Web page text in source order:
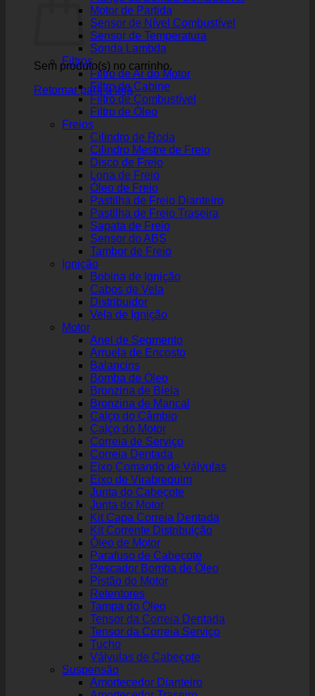
Sem produto(s) no carrinho.
Retornar para a loja
Motor de Partida
Sensor de Nível Combustível
Sensor de Temperatura
Sonda Lambda
Filtros
Filtro de Ar do Motor
Filtro de Cabine
Filtro de Combustível
Filtro de Óleo
Freios
Cilindro de Roda
Cilindro Mestre de Freio
Disco de Freio
Lona de Freio
Óleo de Freio
Pastilha de Freio Dianteiro
Pastilha de Freio Traseira
Sapata de Freio
Sensor do ABS
Tambor de Freio
Ignição
Bobina de Ignição
Cabos de Vela
Distribuidor
Vela de Ignição
Motor
Anel de Segmento
Arruela de Encosto
Balancins
Bomba de Óleo
Bronzina de Biela
Bronzina de Mancal
Calço do Câmbio
Calço do Motor
Correia de Serviço
Correia Dentada
Eixo Comando de Válvulas
Eixo de Virabrequim
Junta do Cabeçote
Junta do Motor
Kit Capa Correia Dentada
Kit Corrente Distribuição
Óleo de Motor
Parafuso de Cabeçote
Pescador Bomba de Óleo
Pistão do Motor
Retentores
Tampa do Óleo
Tensor da Correia Dentada
Tensor da Correia Serviço
Tucho
Válvulas de Cabeçote
Suspensão
Amortecedor Dianteiro